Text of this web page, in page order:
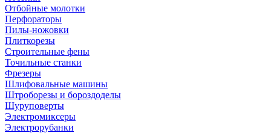
Отбойные молотки
Перфораторы
Пилы-ножовки
Плиткорезы
Строительные фены
Точильные станки
Фрезеры
Шлифовальные машины
Штроборезы и бороздоделы
Шуруповерты
Электромиксеры
Электрорубанки